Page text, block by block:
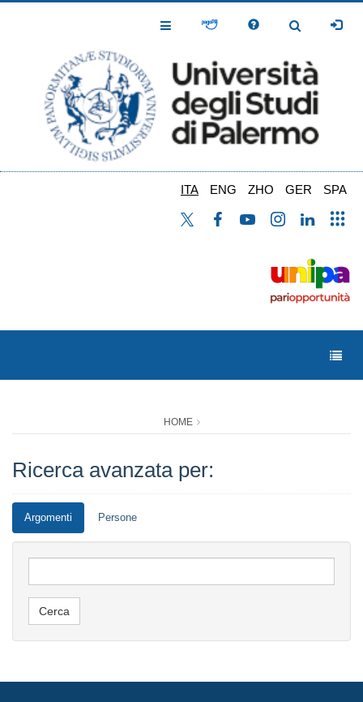
Toggle
Toggle
ITA ENG ZHO GER SPA
HOME
Ricerca avanzata per:
Argomenti Persone